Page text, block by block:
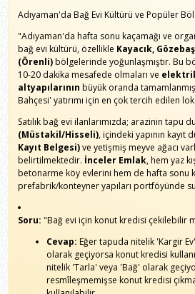
Adıyaman'da Bağ Evi Kültürü ve Popüler
"Adıyaman'da hafta sonu kaçamağı ve
bağ evi kültürü, özellikle Kayacık,
(Örenli)bölgelerinde yoğunlaşmıştır. Bu
10-20 dakika mesafede olmaları ve
altyapılarının büyük oranda
Bahçesi' yatırımı için en çok tercih edilen
Satılık bağ evi ilanlarımızda; arazinin tapu
(Müstakil/Hisseli), içindeki yapının kayıt
Kayıt Belgesi)ve yetişmiş meyve ağacı
belirtilmektedir. İnceler Emlak, hem yaz
betonarme köy evlerini hem de hafta sonu
prefabrik/konteyner yapıları portföyünde
Soru: "Bağ evi için konut kredisi çekilebilir
Cevap: Eğer tapuda nitelik 'Kargir
olarak geçiyorsa konut kredisi
nitelik 'Tarla' veya 'Bağ' olarak
resmîleşmemişse konut kredisi